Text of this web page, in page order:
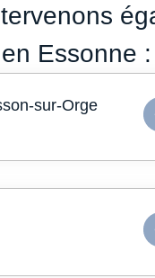
Essonne :
sur-Orge